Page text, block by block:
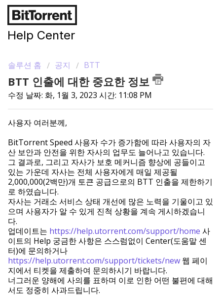
Help Center
솔루션 홈 공지 BTT
BTT 인출에 대한 중요한 정보
수정 날짜: 화, 1월 3, 2023 시간: 11:08 PM
사용자 여러분께,
BitTorrent Speed 사용자 수가 증가함에 따라 사용자의 자
산 보안과 안전을 위한 자사의 업무도 늘어나고 있습니다.
그 결과로, 그리고 자사가 보호 메커니즘 향상에 공들이고
있는 가운데 자사는 전체 사용자에게 매일 제공될
2,000,000(2백만)개 토큰 공급으로의 BTT 인출을 제한하기
로 하였습니다.
자사는 거래소 서비스 상태 개선에 많은 노력을 기울이고 있
으며 사용자가 알 수 있게 진척 상황을 계속 게시하겠습니
다.
업데이트는 https://help.utorrent.com/support/home 사
이트의 Help 궁금한 사항은 스스럼없이 Center(도움말 센
터)에 문의하거나
https://help.utorrent.com/support/tickets/new 웹 페이
지에서 티켓을 제출하여 문의하시기 바랍니다.
너그러운 양해에 사의를 표하며 이로 인한 어떤 불편에 대해
서도 정중히 사과드립니다.